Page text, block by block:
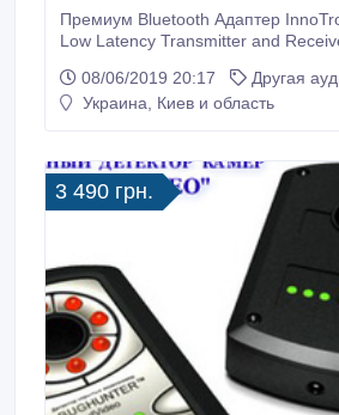
Премиум Bluetooth Адаптер
Low Latency Transmitter and
Bluetooth 5.0, от американского брэнда innoTronics.
Это универсальный Bluetooth
08/06/2019 20:17
Другая
Украина, Киев и область
3 490 грн.